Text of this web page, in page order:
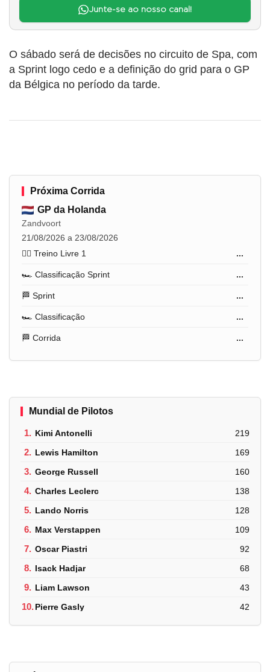
Junte-se ao nosso canal!
O sábado será de decisões no circuito de Spa, com
a Sprint logo cedo e a definição do grid para o GP
da Bélgica no período da tarde.
Próxima Corrida
GP da Holanda
Zandvoort
21/08/2026 a 23/08/2026
🏋️‍♂️ Treino Livre 1
...
🏎️ Classificação Sprint ...
🏁 Sprint ...
🏎️ Classificação ...
🏁 Corrida ...
Mundial de Pilotos
1. Kimi Antonelli 219
2. Lewis Hamilton 169
3. George Russell 160
4. Charles Leclerc 138
5. Lando Norris 128
6. Max Verstappen 109
7. Oscar Piastri 92
8. Isack Hadjar 68
9. Liam Lawson 43
10.Pierre Gasly 42